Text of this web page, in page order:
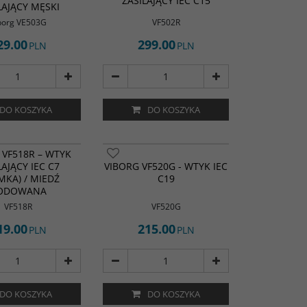
stykowe
czystej miedzi
złota.
MĘSKI
VE503G
PLN
DO KOSZYKA
VF502R
299.00PLN
DO KOSZYKA
– WTYK
IEC C7
/ MIEDŹ
VF518R
PLN
DO KOSZYKA
VIBORG VF520G - WTYK IEC
C19
VF520G
215.00PLN
DO KOSZYKA